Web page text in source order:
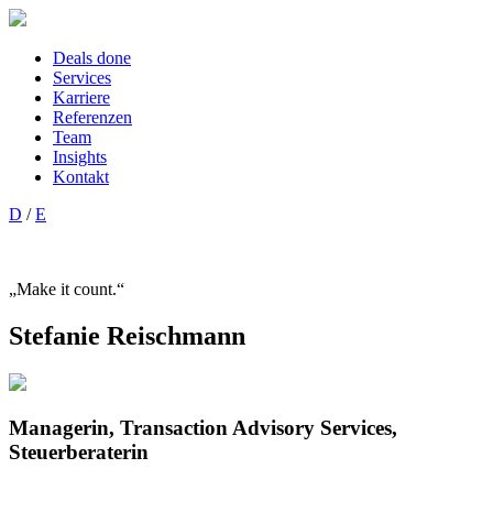
Deals done
Services
Karriere
Referenzen
Team
Insights
Kontakt
D /E
„Make it count.“
Stefanie Reischmann
Managerin, Transaction Advisory Services,
Steuerberaterin